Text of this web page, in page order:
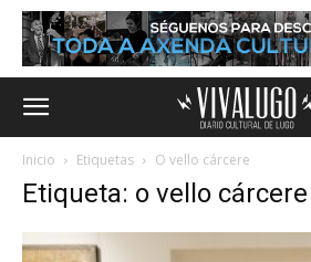
Inicio Etiquetas O vello cárcere
Etiqueta: o vello cárcere